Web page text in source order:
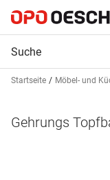
Startseite Möbel- und
Gehrungs